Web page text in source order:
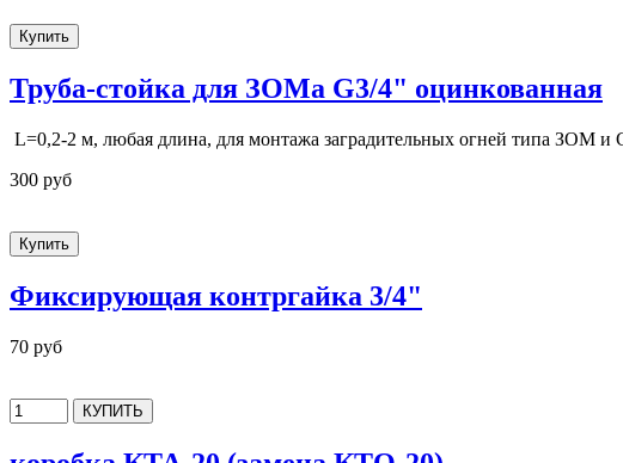
Труба-стойка для ЗОМа G3/4" оцинкованная
L=0,2-2 м, любая длина, для монтажа заградительных огней типа ЗОМ и
300 руб
Фиксирующая контргайка 3/4"
70 руб